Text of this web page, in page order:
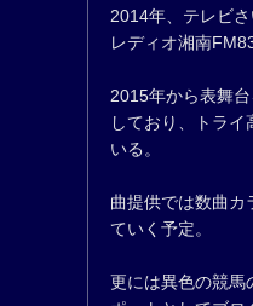
2014年、テレビ
レディオ湘南
2015年から表舞
しており、トラ
いる。
曲提供では数曲カ
ていく予定。
更には異色の競馬